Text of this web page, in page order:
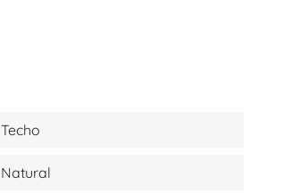
Techo
Natural